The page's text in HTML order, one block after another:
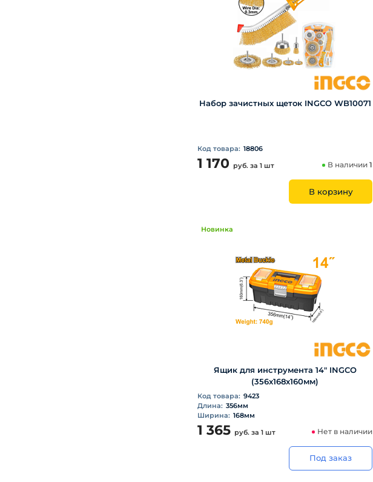
Набор зачистных щеток INGCO WB10071
Код товара: 18806
1 170 руб. за 1 шт В наличии1
В корзину
Новинка
Ящик для инструмента 14" INGCO
(356х168х160мм)
Код товара: 9423
Длина: 356мм
Ширина: 168мм
1 365 руб. за 1 шт Нет в наличии
Под заказ